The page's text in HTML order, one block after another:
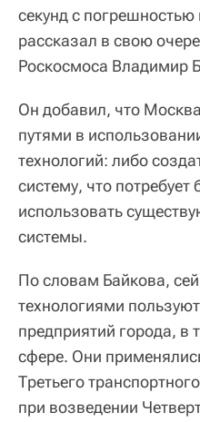
секунд с
рассказал в свою
Роскосмоса Владимир
Он добавил, что
путями в
технологий: либо
систему, что
использовать
системы.
По словам Байкова,
технологиями
предприятий города, в
сфере. Они
Третьего
при возведении